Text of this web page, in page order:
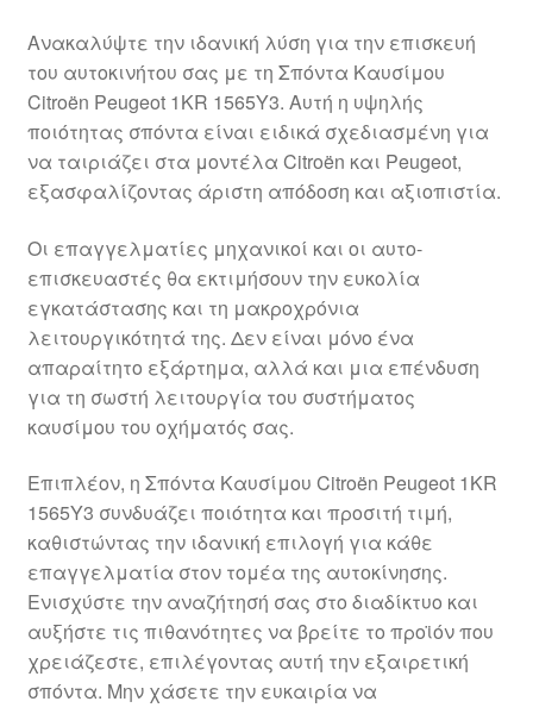
Μεταφορά
Ο λογαριασμός μου
Ολοκλήρωση αγοράς
Οροι και Προϋποθέσεις
Παγκόσμια αποστολή
Παράπονα
Πολιτική Απορρήτου
Σχετικά με εμάς
Ανακαλύψτε την ιδανική λύση για την επισκευή
του αυτοκινήτου σας με τη Σπόντα Καυσίμου
Citroën Peugeot 1KR 1565Y3. Αυτή η υψηλής
ποιότητας σπόντα είναι ειδικά σχεδιασμένη για
να ταιριάζει στα μοντέλα Citroën και Peugeot,
εξασφαλίζοντας άριστη απόδοση και αξιοπιστία.
Οι επαγγελματίες μηχανικοί και οι αυτο-
επισκευαστές θα εκτιμήσουν την ευκολία
εγκατάστασης και τη μακροχρόνια
λειτουργικότητά της. Δεν είναι μόνο ένα
απαραίτητο εξάρτημα, αλλά και μια επένδυση
για τη σωστή λειτουργία του συστήματος
καυσίμου του οχήματός σας.
Επιπλέον, η Σπόντα Καυσίμου Citroën Peugeot 1KR
1565Y3 συνδυάζει ποιότητα και προσιτή τιμή,
καθιστώντας την ιδανική επιλογή για κάθε
επαγγελματία στον τομέα της αυτοκίνησης.
Ενισχύστε την αναζήτησή σας στο διαδίκτυο και
αυξήστε τις πιθανότητες να βρείτε το προϊόν που
χρειάζεστε, επιλέγοντας αυτή την εξαιρετική
σπόντα. Μην χάσετε την ευκαιρία να